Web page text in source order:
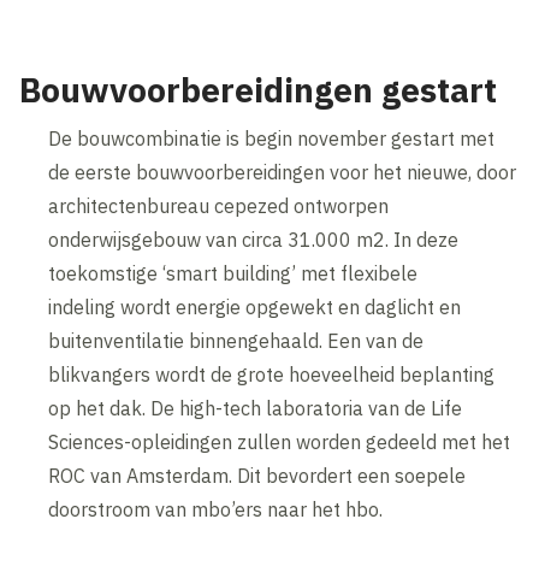
Bouwvoorbereidingen gestart
De bouwcombinatie is begin november gestart met
de eerste bouwvoorbereidingen voor het nieuwe, door
architectenbureau cepezed ontworpen
onderwijsgebouw van circa 31.000 m2. In deze
toekomstige ‘smart building’ met flexibele
indeling wordt energie opgewekt en daglicht en
buitenventilatie binnengehaald. Een van de
blikvangers wordt de grote hoeveelheid beplanting
op het dak. De high-tech laboratoria van de Life
Sciences-opleidingen zullen worden gedeeld met het
ROC van Amsterdam. Dit bevordert een soepele
doorstroom van mbo’ers naar het hbo.